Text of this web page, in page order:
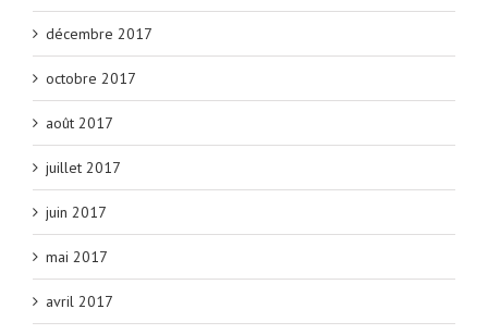
décembre 2017
octobre 2017
août 2017
juillet 2017
juin 2017
mai 2017
avril 2017